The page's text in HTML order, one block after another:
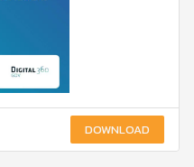
DOWNLOAD